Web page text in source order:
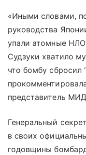
«Иными словами,
руководства
упали атомные
Судзуки хватило
что бомбу
представитель
Генеральный
в своих
годовщины